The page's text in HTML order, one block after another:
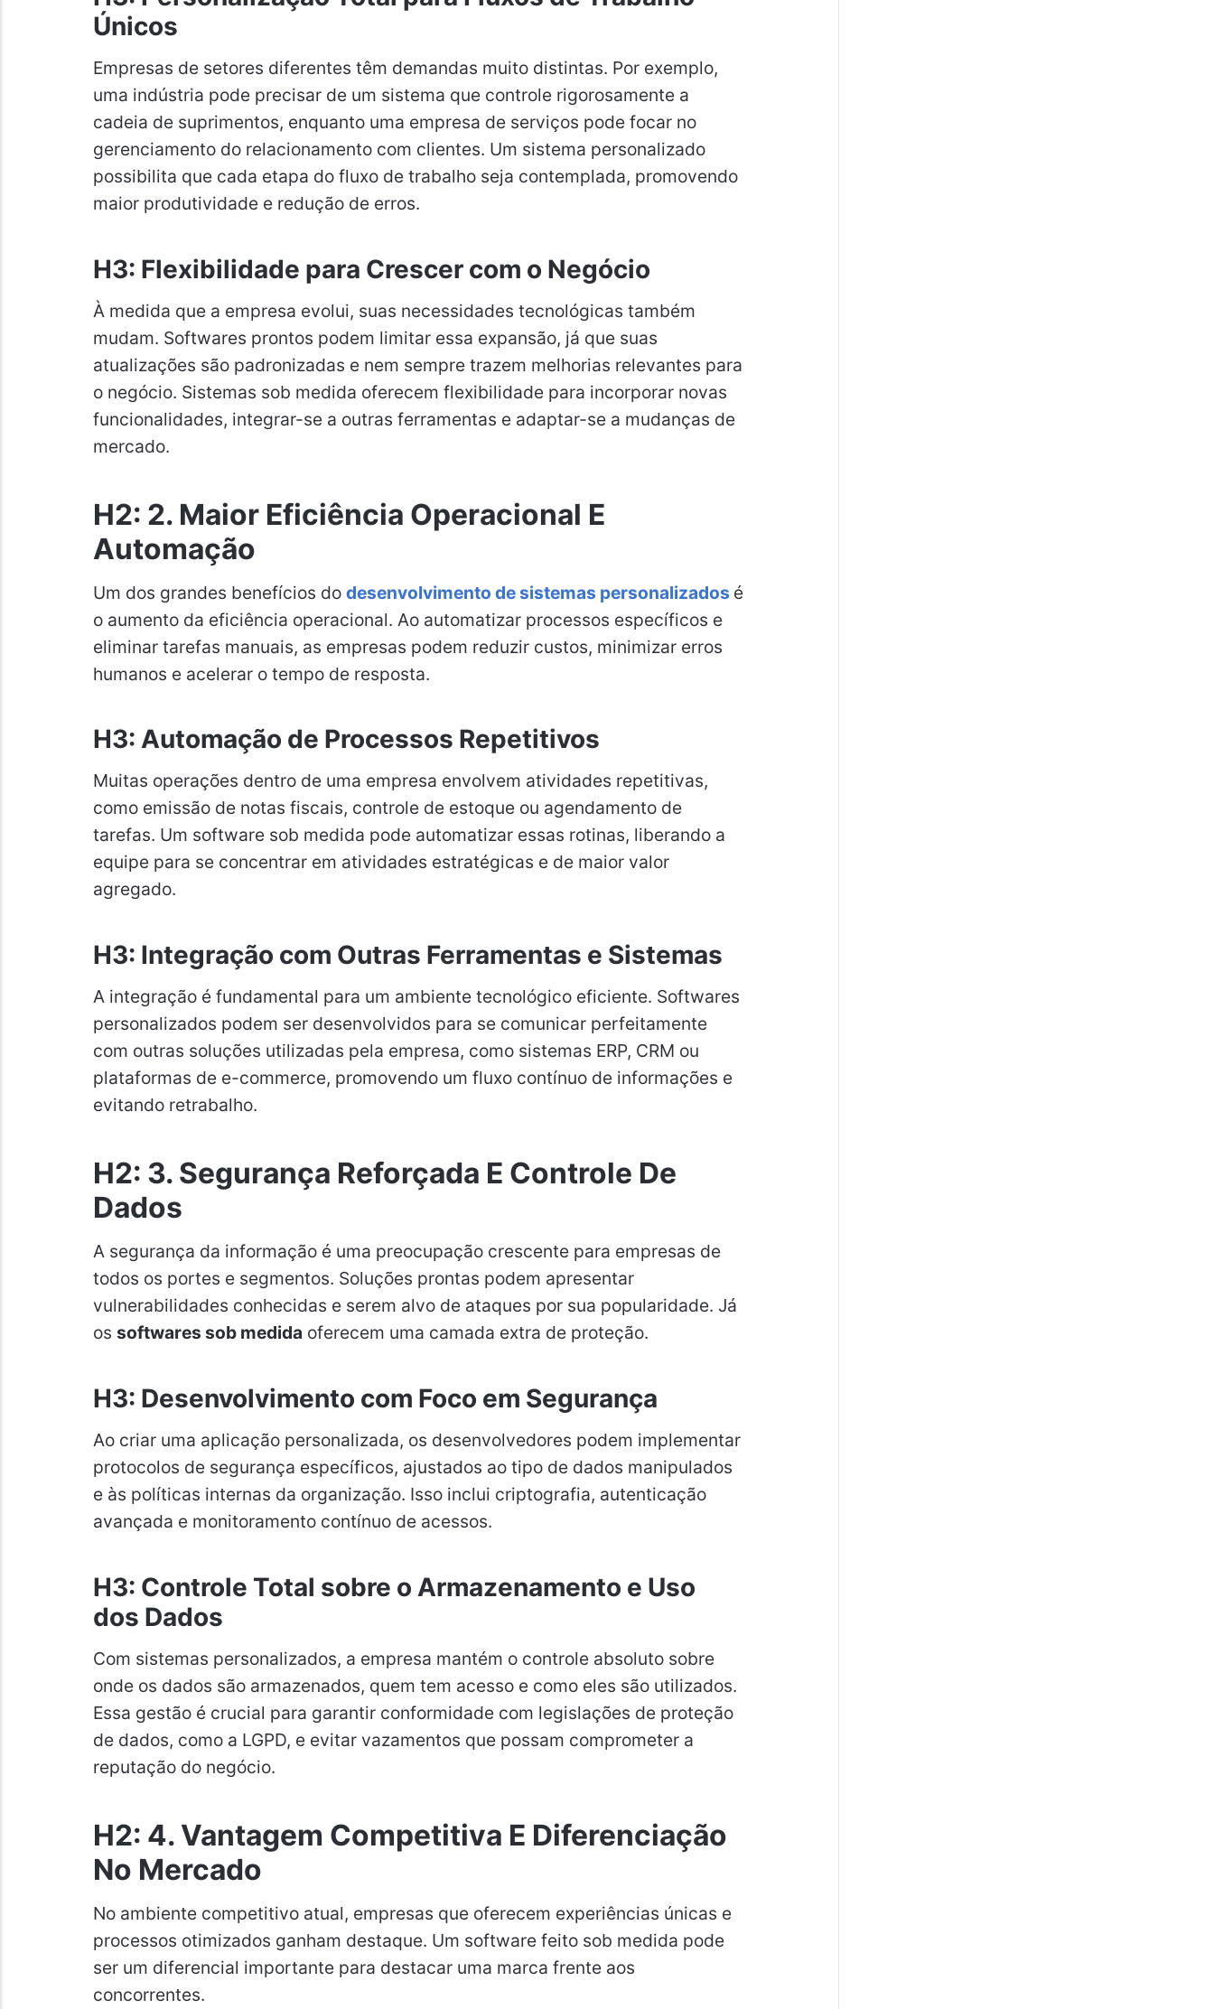
Únicos
Empresas de setores diferentes têm demandas muito distintas. Por exemplo,
uma indústria pode precisar de um sistema que controle rigorosamente a
cadeia de suprimentos, enquanto uma empresa de serviços pode focar no
gerenciamento do relacionamento com clientes. Um sistema personalizado
possibilita que cada etapa do fluxo de trabalho seja contemplada, promovendo
maior produtividade e redução de erros.
H3: Flexibilidade para Crescer com o Negócio
À medida que a empresa evolui, suas necessidades tecnológicas também
mudam. Softwares prontos podem limitar essa expansão, já que suas
atualizações são padronizadas e nem sempre trazem melhorias relevantes para
o negócio. Sistemas sob medida oferecem flexibilidade para incorporar novas
funcionalidades, integrar-se a outras ferramentas e adaptar-se a mudanças de
mercado.
H2: 2. Maior Eficiência Operacional E
Automação
Um dos grandes benefícios do desenvolvimento de sistemas personalizados é
o aumento da eficiência operacional. Ao automatizar processos específicos e
eliminar tarefas manuais, as empresas podem reduzir custos, minimizar erros
humanos e acelerar o tempo de resposta.
H3: Automação de Processos Repetitivos
Muitas operações dentro de uma empresa envolvem atividades repetitivas,
como emissão de notas fiscais, controle de estoque ou agendamento de
tarefas. Um software sob medida pode automatizar essas rotinas, liberando a
equipe para se concentrar em atividades estratégicas e de maior valor
agregado.
H3: Integração com Outras Ferramentas e Sistemas
A integração é fundamental para um ambiente tecnológico eficiente. Softwares
personalizados podem ser desenvolvidos para se comunicar perfeitamente
com outras soluções utilizadas pela empresa, como sistemas ERP, CRM ou
plataformas de e-commerce, promovendo um fluxo contínuo de informações e
evitando retrabalho.
H2: 3. Segurança Reforçada E Controle De
Dados
A segurança da informação é uma preocupação crescente para empresas de
todos os portes e segmentos. Soluções prontas podem apresentar
vulnerabilidades conhecidas e serem alvo de ataques por sua popularidade. Já
os softwares sob medida oferecem uma camada extra de proteção.
H3: Desenvolvimento com Foco em Segurança
Ao criar uma aplicação personalizada, os desenvolvedores podem implementar
protocolos de segurança específicos, ajustados ao tipo de dados manipulados
e às políticas internas da organização. Isso inclui criptografia, autenticação
avançada e monitoramento contínuo de acessos.
H3: Controle Total sobre o Armazenamento e Uso
dos Dados
Com sistemas personalizados, a empresa mantém o controle absoluto sobre
onde os dados são armazenados, quem tem acesso e como eles são utilizados.
Essa gestão é crucial para garantir conformidade com legislações de proteção
de dados, como a LGPD, e evitar vazamentos que possam comprometer a
reputação do negócio.
H2: 4. Vantagem Competitiva E Diferenciação
No Mercado
No ambiente competitivo atual, empresas que oferecem experiências únicas e
processos otimizados ganham destaque. Um software feito sob medida pode
ser um diferencial importante para destacar uma marca frente aos
concorrentes.